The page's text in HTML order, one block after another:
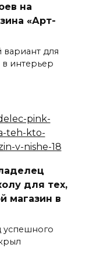
на
«Арт-
для
в интерьер
для тех,
магазин в
успешного